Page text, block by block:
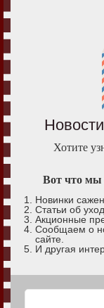
Хотите
Вот что мы
Новинки
Статьи об
Акционные
Сообщаем о
сайте.
И другая